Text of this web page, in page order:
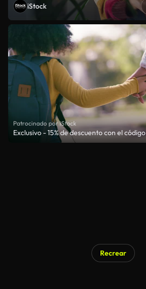
iStock
Patrocinado por iStock
Exclusivo - 15% de descuento con el código
Recrear